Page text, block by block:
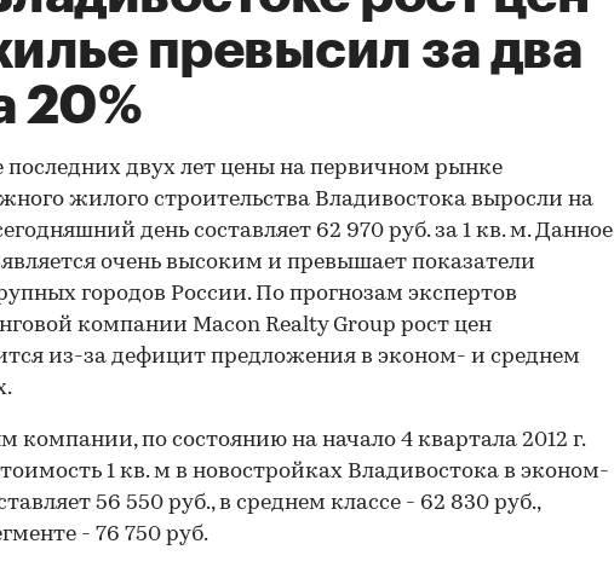
превысил за два
20%
последних двух лет цены на первичном рынке
жилого строительства Владивостока выросли на
день составляет 62 970 руб. за 1 кв. м. Данное
очень высоким и превышает показатели
городов России. По прогнозам экспертов
компании Macon Realty Group рост цен
из-за дефицит предложения в эконом- и среднем
компании, по состоянию на начало 4 квартала 2012 г.
1 кв. м в новостройках Владивостока в эконом-
56 550 руб., в среднем классе - 62 830 руб.,
- 76 750 руб.